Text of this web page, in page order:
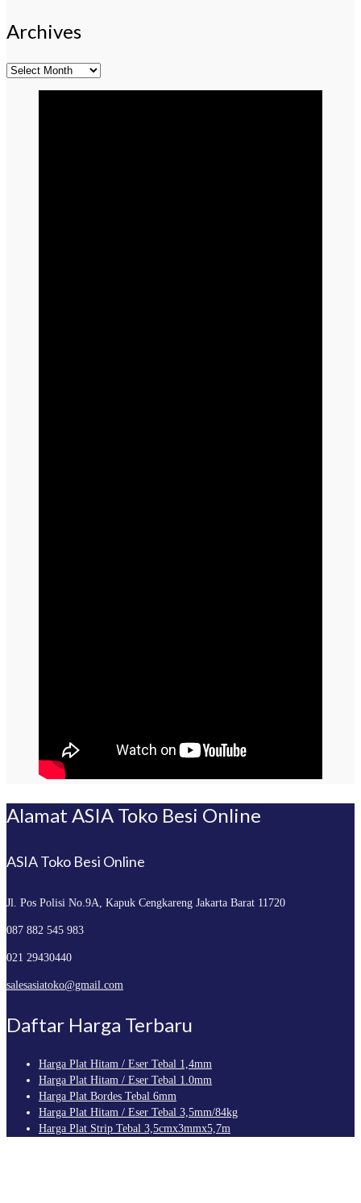
Archives
Archives
Alamat ASIA Toko Besi Online
ASIA Toko Besi Online
Jl. Pos Polisi No.9A, Kapuk Cengkareng Jakarta Barat 11720
087 882 545 983
021 29430440
salesasiatoko@gmail.com
Daftar Harga Terbaru
Harga Plat Hitam / Eser Tebal 1,4mm
Harga Plat Hitam / Eser Tebal 1.0mm
Harga Plat Bordes Tebal 6mm
Harga Plat Hitam / Eser Tebal 3,5mm/84kg
Harga Plat Strip Tebal 3,5cmx3mmx5,7m